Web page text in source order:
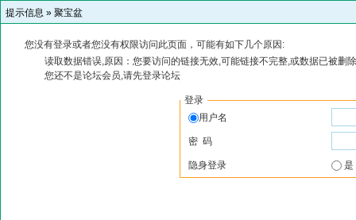
提示信息 » 聚宝盆
您没有登录或者您没有权限访问此页面，可能有如下几个原因:
读取数据错误,原因：您要访问的链接无效,可能链接不完整,或数据已被删
您还不是论坛会员,请先登录论坛
登录
用户名
密 码
隐身登录